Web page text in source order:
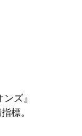
ズ』
標。